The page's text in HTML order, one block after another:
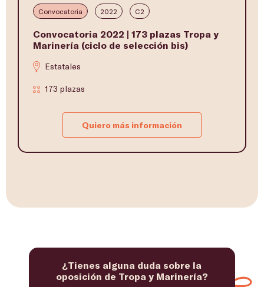
Convocatoria 2022 C2
Convocatoria 2022 | 173 plazas Tropa y
Marinería (ciclo de selección bis)
Estatales
173 plazas
Quiero más información
¿Tienes alguna duda sobre la
oposición de Tropa y Marinería?